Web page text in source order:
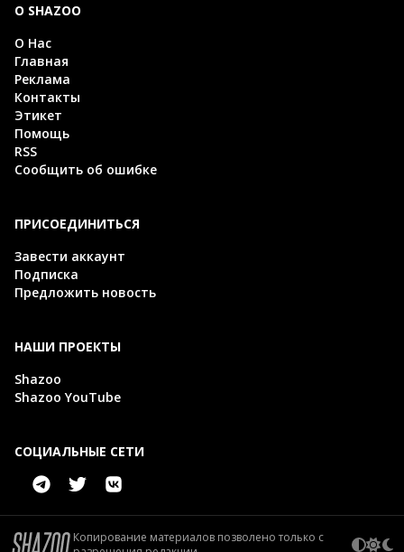
О SHAZOO
О Нас
Главная
Реклама
Контакты
Этикет
Помощь
RSS
Сообщить об ошибке
ПРИСОЕДИНИТЬСЯ
Завести аккаунт
Подписка
Предложить новость
НАШИ ПРОЕКТЫ
Shazoo
Shazoo YouTube
СОЦИАЛЬНЫЕ СЕТИ
Копирование материалов позволено только с